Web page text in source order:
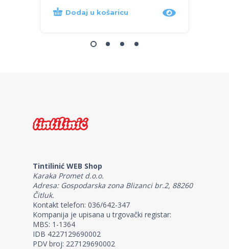
Dodaj u košaricu
Tintilinić WEB Shop
Karaka Promet d.o.o.
Adresa: Gospodarska zona Blizanci br.2, 88260
Čitluk.
Kontakt telefon: 036/642-347
Kompanija je upisana u trgovački registar:
MBS: 1-1364
IDB 4227129690002
PDV broj: 227129690002